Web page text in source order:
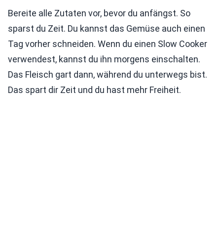
Bereite alle Zutaten vor, bevor du anfängst. So
sparst du Zeit. Du kannst das Gemüse auch einen
Tag vorher schneiden. Wenn du einen Slow Cooker
verwendest, kannst du ihn morgens einschalten.
Das Fleisch gart dann, während du unterwegs bist.
Das spart dir Zeit und du hast mehr Freiheit.